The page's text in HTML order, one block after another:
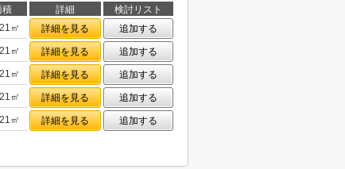
積 詳細
検討リスト
㎡ 詳細を見る
追加する
㎡ 詳細を見る
追加する
㎡ 詳細を見る
追加する
㎡ 詳細を見る
追加する
㎡ 詳細を見る 追加する